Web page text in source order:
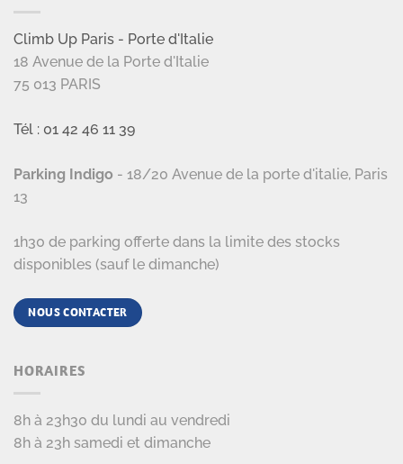
Climb Up Paris - Porte d'Italie
18 Avenue de la Porte d'Italie
75 013 PARIS
Tél : 01 42 46 11 39
Parking Indigo - 18/20 Avenue de la porte d'italie, Paris
13
1h30 de parking offerte dans la limite des stocks
disponibles (sauf le dimanche)
NOUS CONTACTER
HORAIRES
8h à 23h30 du lundi au vendredi
8h à 23h samedi et dimanche